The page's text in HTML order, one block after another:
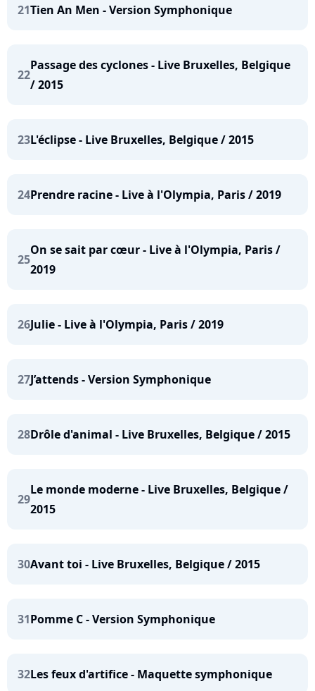
21Tien An Men - Version Symphonique
22
Passage des cyclones - Live Bruxelles, Belgique
/ 2015
23L'éclipse - Live Bruxelles, Belgique / 2015
24Prendre racine - Live à l'Olympia, Paris / 2019
25
On se sait par cœur - Live à l'Olympia, Paris /
2019
26Julie - Live à l'Olympia, Paris / 2019
27J’attends - Version Symphonique
28Drôle d'animal - Live Bruxelles, Belgique / 2015
29
Le monde moderne - Live Bruxelles, Belgique /
2015
30Avant toi - Live Bruxelles, Belgique / 2015
31Pomme C - Version Symphonique
32Les feux d'artifice - Maquette symphonique